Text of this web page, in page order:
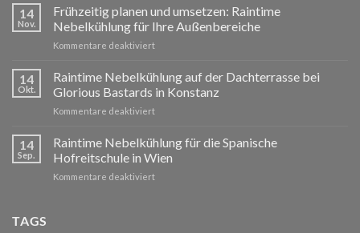
Weihnachten
ein
erfolgreiches
Jahr!
14
Nov.
Frühzeitig planen und umsetzen: Raintime
Nebelkühlung für Ihre Außenbereiche
Kommentare deaktiviertfür
planen
umsetzen:
Raintime
für
Ihre
14
Okt.
Raintime Nebelkühlung auf der Dachterrasse bei
Glorious Bastards in Konstanz
Kommentare deaktiviertfür
Nebelkühlung
der
Dachterrasse
14
Sep.
Raintime Nebelkühlung für die Spanische
Hofreitschule in Wien
Kommentare deaktiviertfür
TAGS